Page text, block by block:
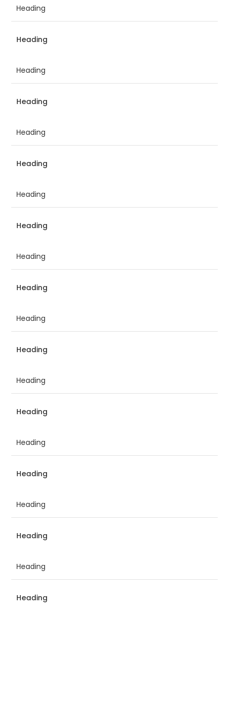
Heading
Heading
Heading
Heading
Heading
Heading
Heading
Heading
Heading
Heading
Heading
Heading
Heading
Heading
Heading
Heading
Heading
Heading
Heading
Heading